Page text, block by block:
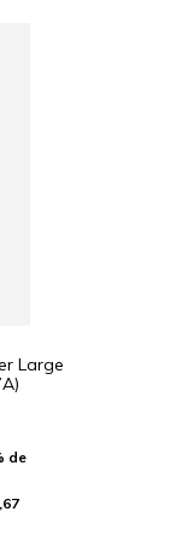
Large
de